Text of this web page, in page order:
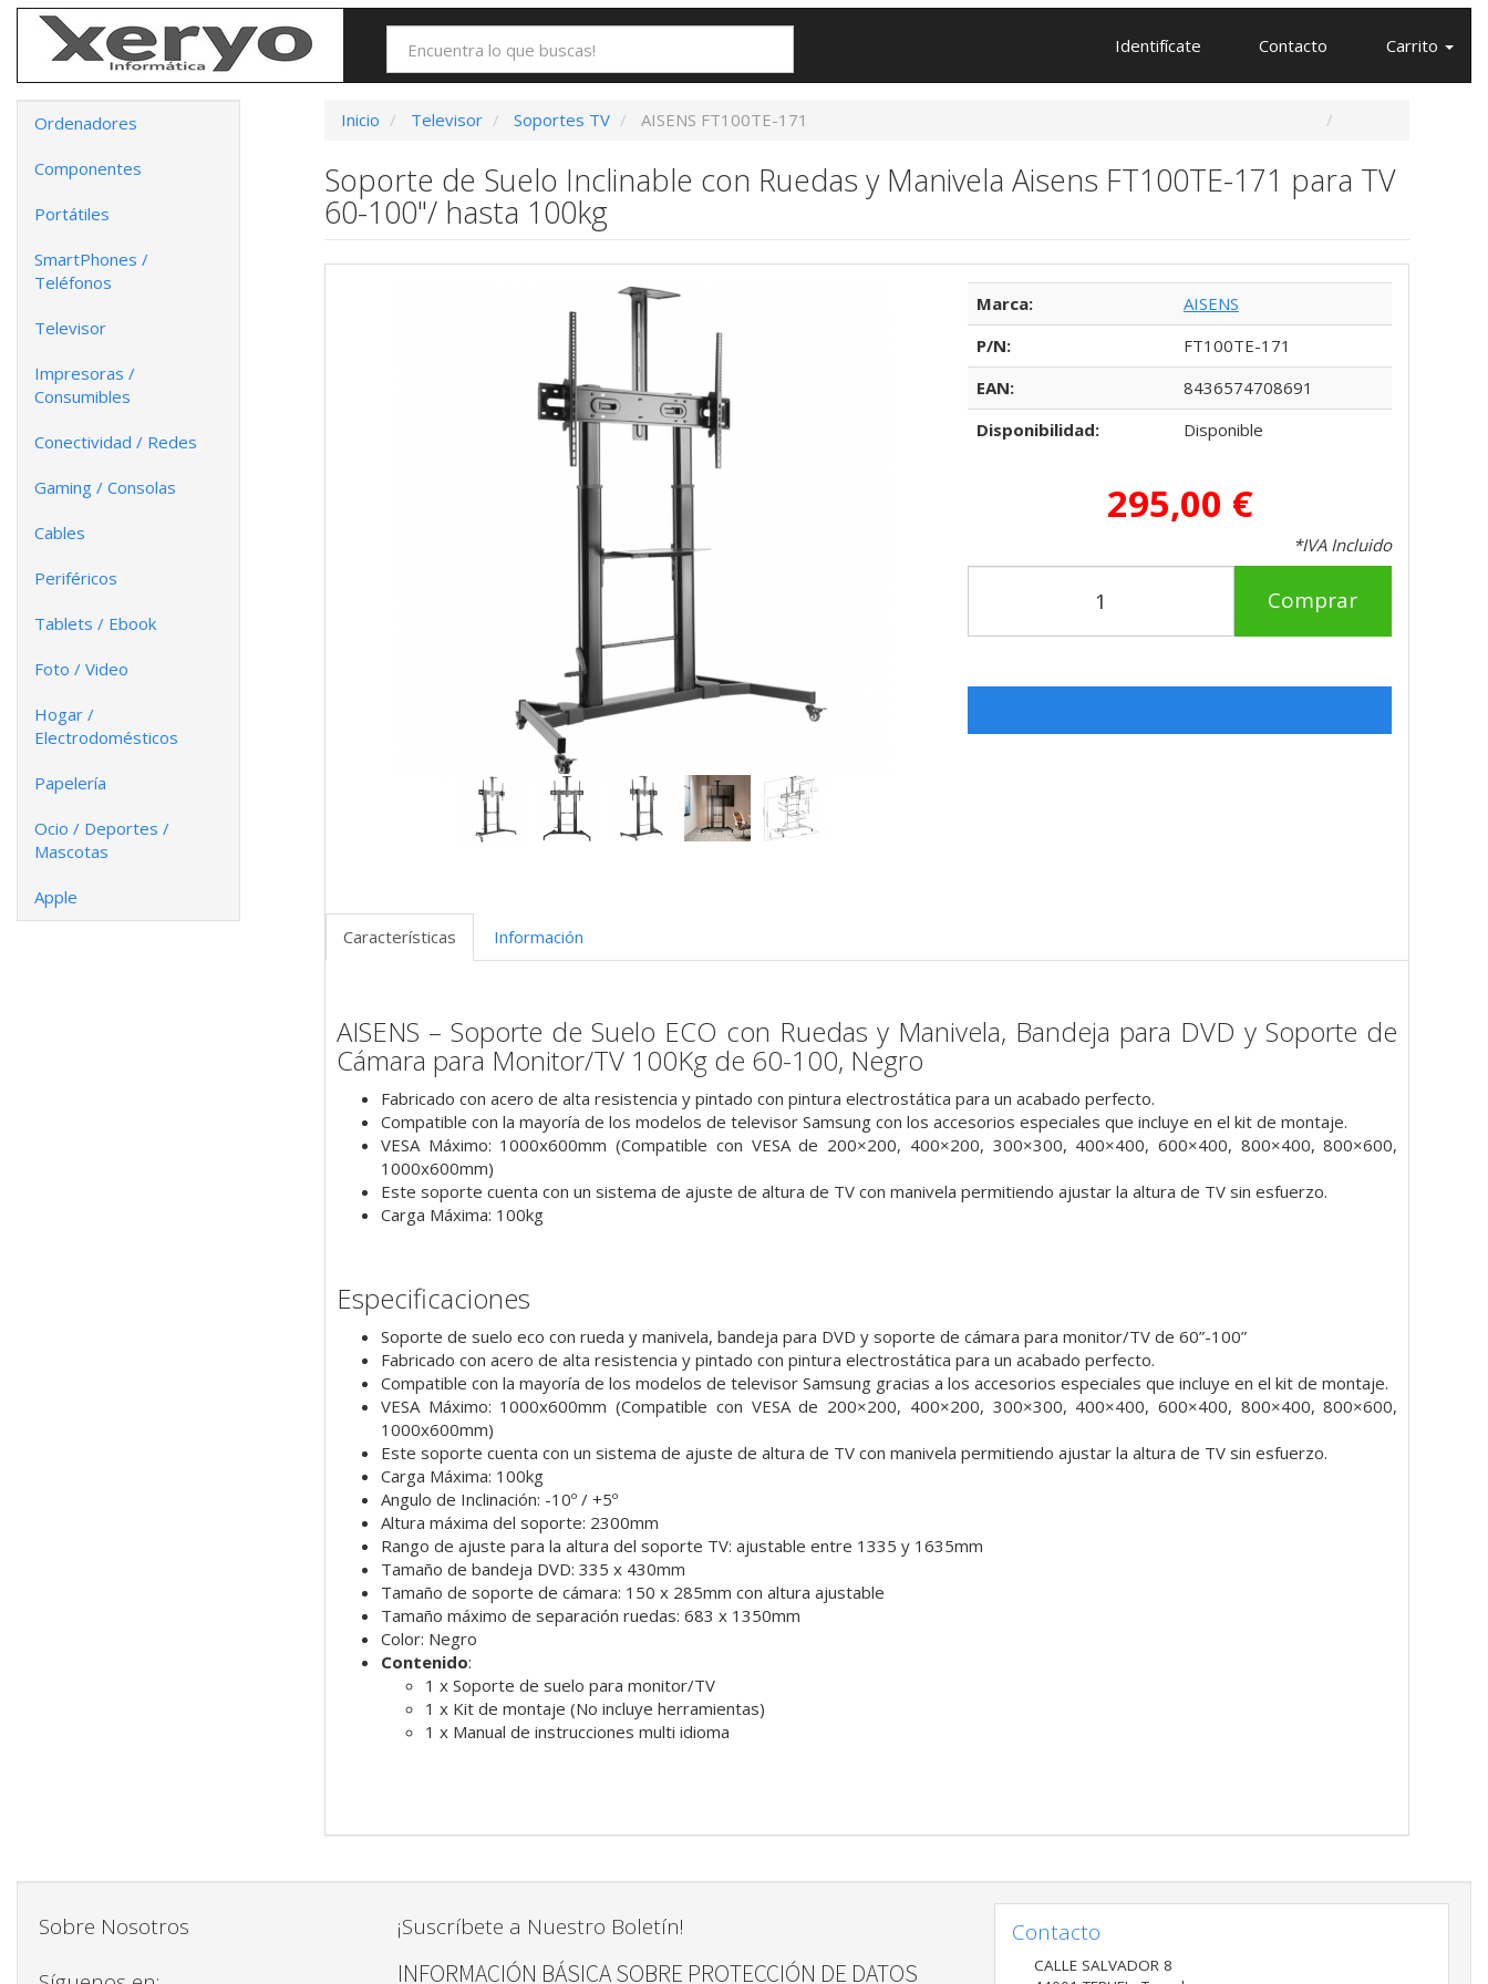
Identifícate Contacto Carrito
Ordenadores
Componentes
Portátiles
SmartPhones /
Teléfonos
Televisor
Impresoras /
Consumibles
Conectividad / Redes
Gaming / Consolas
Cables
Periféricos
Tablets / Ebook
Foto / Video
Hogar /
Electrodomésticos
Papelería
Ocio / Deportes /
Mascotas
Apple
Inicio Televisor Soportes TV AISENS FT100TE-171
Soporte de Suelo Inclinable con Ruedas y Manivela Aisens FT100TE-171 para TV
60-100"/ hasta 100kg
Marca:
AISENS
P/N:
FT100TE-171
EAN:
8436574708691
Disponibilidad:
Disponible
295,00 €
*IVA Incluido
Comprar
Características Información
AISENS – Soporte de Suelo ECO con Ruedas y Manivela, Bandeja para DVD y Soporte de
Cámara para Monitor/TV 100Kg de 60-100, Negro
Fabricado con acero de alta resistencia y pintado con pintura electrostática para un acabado perfecto.
Compatible con la mayoría de los modelos de televisor Samsung con los accesorios especiales que incluye en el kit de montaje.
VESA Máximo: 1000x600mm (Compatible con VESA de 200×200, 400×200, 300×300, 400×400, 600×400, 800×400, 800×600,
1000x600mm)
Este soporte cuenta con un sistema de ajuste de altura de TV con manivela permitiendo ajustar la altura de TV sin esfuerzo.
Carga Máxima: 100kg
Especificaciones
Soporte de suelo eco con rueda y manivela, bandeja para DVD y soporte de cámara para monitor/TV de 60”-100”
Fabricado con acero de alta resistencia y pintado con pintura electrostática para un acabado perfecto.
Compatible con la mayoría de los modelos de televisor Samsung gracias a los accesorios especiales que incluye en el kit de montaje.
VESA Máximo: 1000x600mm (Compatible con VESA de 200×200, 400×200, 300×300, 400×400, 600×400, 800×400, 800×600,
1000x600mm)
Este soporte cuenta con un sistema de ajuste de altura de TV con manivela permitiendo ajustar la altura de TV sin esfuerzo.
Carga Máxima: 100kg
Angulo de Inclinación: -10º / +5º
Altura máxima del soporte: 2300mm
Rango de ajuste para la altura del soporte TV: ajustable entre 1335 y 1635mm
Tamaño de bandeja DVD: 335 x 430mm
Tamaño de soporte de cámara: 150 x 285mm con altura ajustable
Tamaño máximo de separación ruedas: 683 x 1350mm
Color: Negro
Contenido:
1 x Soporte de suelo para monitor/TV
1 x Kit de montaje (No incluye herramientas)
1 x Manual de instrucciones multi idioma
Sobre Nosotros
¡Suscríbete a Nuestro Boletín!
INFORMACIÓN BÁSICA SOBRE PROTECCIÓN DE DATOS
Contacto
CALLE SALVADOR 8